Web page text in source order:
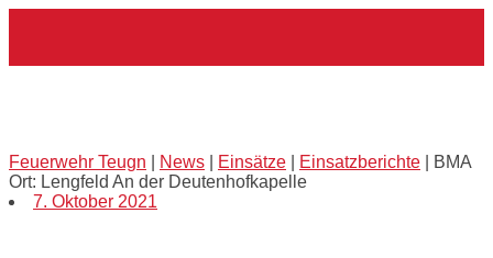
Feuerwehr Teugn News Einsätze Einsatzberichte
BMA
Ort: Lengfeld An der Deutenhofkapelle
7. Oktober 2021